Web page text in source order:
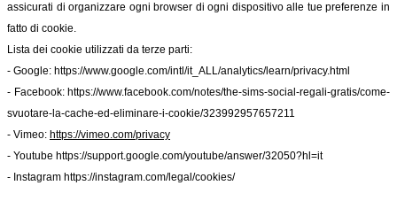
assicurati di organizzare ogni browser di ogni dispositivo alle tue preferenze in
fatto di cookie.
Lista dei cookie utilizzati da terze parti:
- Google: https://www.google.com/intl/it_ALL/analytics/learn/privacy.html
- Facebook: https://www.facebook.com/notes/the-sims-social-regali-gratis/come-
svuotare-la-cache-ed-eliminare-i-cookie/323992957657211
- Vimeo: https://vimeo.com/privacy
- Youtube https://support.google.com/youtube/answer/32050?hl=it
- Instagram https://instagram.com/legal/cookies/